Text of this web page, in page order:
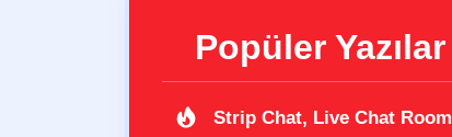
Popüler Yazılar
Strip Chat, Live Chat Room